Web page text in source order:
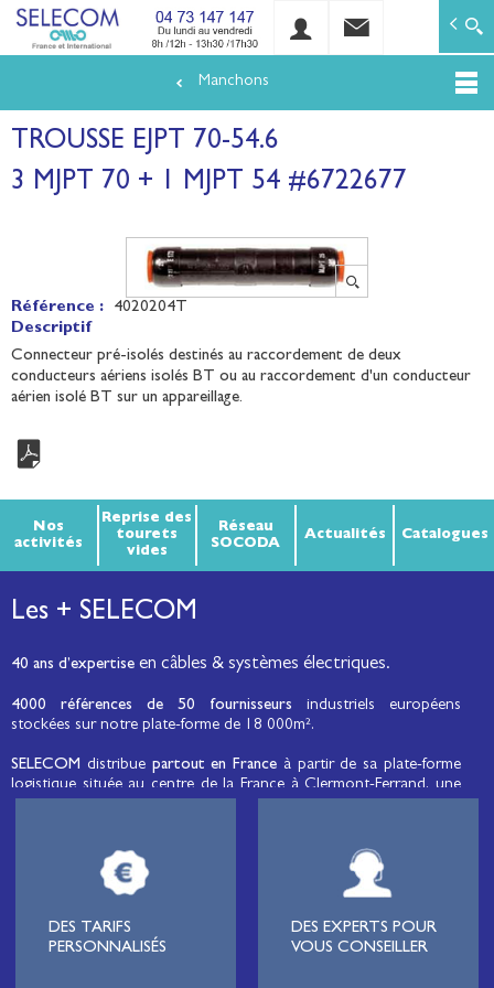
au
contenu
SELECOM
Matériels de réseaux électriques basse tension et
Manchons
TROUSSE EJPT 70-54.6
3 MJPT 70 + 1 MJPT 54 #6722677
Référence :
4020204T
Descriptif
Connecteur pré-isolés destinés au raccordement de deux
conducteurs aériens isolés BT ou au raccordement d'un conducteur
aérien isolé BT sur un appareillage.
Nos
activités
Reprise des
tourets
vides
Réseau
SOCODA
Actualités Catalogues
Les + SELECOM
40 ans d’expertise en câbles & systèmes électriques.
4000 références de 50 fournisseurs industriels européens
stockées sur notre plate-forme de 18 000m².
SELECOM distribue partout en France à partir de sa plate-forme
logistique située au centre de la France à Clermont-Ferrand, une
, de matériel
d’éclairage public et d'éco-mobilité destinée aux professionnels de
Lignard, monteur de réseaux électriques, installateur électrique,
tableautier, collectivité, municipalité, exploitation agricole,
DES TARIFS
PERSONNALISÉS
DES EXPERTS POUR
VOUS CONSEILLER